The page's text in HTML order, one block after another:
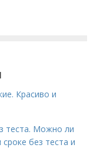
Красиво и
теста. Можно ли
без теста и